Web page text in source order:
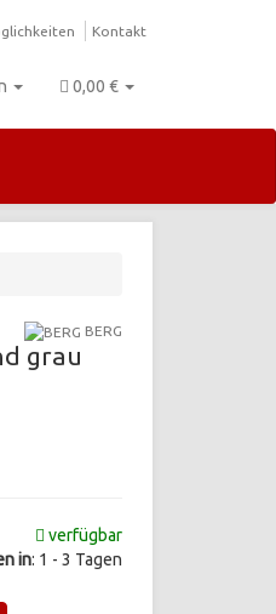
Kontakt
0,00 €
BERG
grau
verfügbar
in: 1 - 3 Tagen